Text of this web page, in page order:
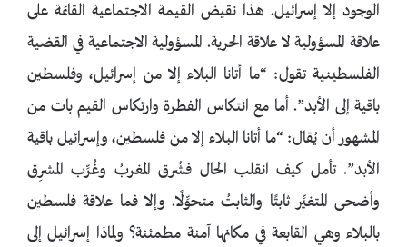
الوجود إلا إسرائيل. هذا نقيض القيمة الاجتماعية القائمة على
علاقة المسؤولية لا علاقة الحرية. المسؤولية الاجتماعية في القضية
الفلسطينية تقول: “ما أتانا البلاء إلا من إسرائيل، وفلسطين
باقية إلى الأبد”. أما مع انتكاس الفطرة وارتكاس القيم بات من
المشهور أن يُقال: “ما أتانا البلاء إلا من فلسطين، وإسرائيل باقية
الأبد”. تأمل كيف انقلب الحال فشُرق المغربُ وغُرِّب المشرِق
وأضحى المتغيِّر ثابتًا والثابتُ متحوِّلًا. وإلا فما علاقة فلسطين
بالبلاء وهي القابعة في مكانها آمنة مطمئنة؟ ولماذا إسرائيل إلى